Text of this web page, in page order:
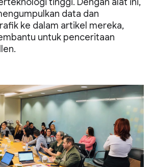
data dan
ke dalam artikel mereka,
untuk penceritaan